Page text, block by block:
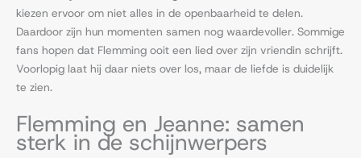
kiezen ervoor om niet alles in de openbaarheid te delen.
Daardoor zijn hun momenten samen nog waardevoller. Sommige
fans hopen dat Flemming ooit een lied over zijn vriendin schrijft.
Voorlopig laat hij daar niets over los, maar de liefde is duidelijk
te zien.
Flemming en Jeanne: samen
sterk in de schijnwerpers